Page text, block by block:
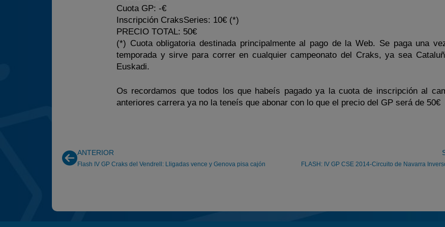
Cuota GP: -€
Inscripción CraksSeries: 10€ (*)
PRECIO TOTAL: 50€
(*) Cuota obligatoria destinada principalmente al pago de la Web. Se paga una
temporada y sirve para correr en cualquier campeonato del Craks, ya sea
Euskadi.
Os recordamos que todos los que habeís pagado ya la cuota de inscripción al
anteriores carrera ya no la teneís que abonar con lo que el precio del GP será de 50€
ANTERIOR
Flash IV GP Craks del Vendrell: Lligadas vence y Genova pisa cajón FLASH: IV GP CSE 2014-Circuito de Navarra